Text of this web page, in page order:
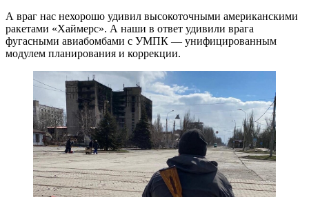
А враг нас нехорошо удивил высокоточными американскими
ракетами «Хаймерс». А наши в ответ удивили врага
фугасными авиабомбами с УМПК — унифицированным
модулем планирования и коррекции.